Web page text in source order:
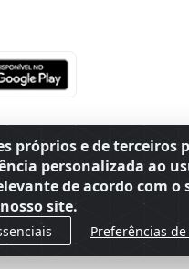
próprios e de terceiros
personalizada ao
de acordo com o
site.
Preferências de
Porto Ferreira/ ·